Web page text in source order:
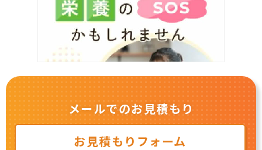
メールでのお見積もり
お見積もりフォーム